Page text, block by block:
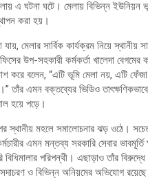
এ ঘটনা ঘটে। মেলায় বিভিন্ন ইউনিয়ন
করা হয়।
মেলার সার্বিক কার্যক্রম নিয়ে স্থানীয়
উপ-সহকারী কর্মকর্তা খালেদা বেগমের
করে বলেন, “এটি ভূমি মেলা নয়, এটি
তাঁর এমন বক্তব্যের ভিডিও
হয়ে পড়ে।
স্থানীয় মহলে সমালোচনার ঝড় ওঠে।
এমন মন্তব্য সরকারি সেবার
বিধিমালার পরিপন্থী। এছাড়াও তাঁর বিরুদ্ধে
ও বিভিন্ন অনিয়মের অভিযোগ